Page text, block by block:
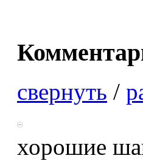
свернуть /
хорошие